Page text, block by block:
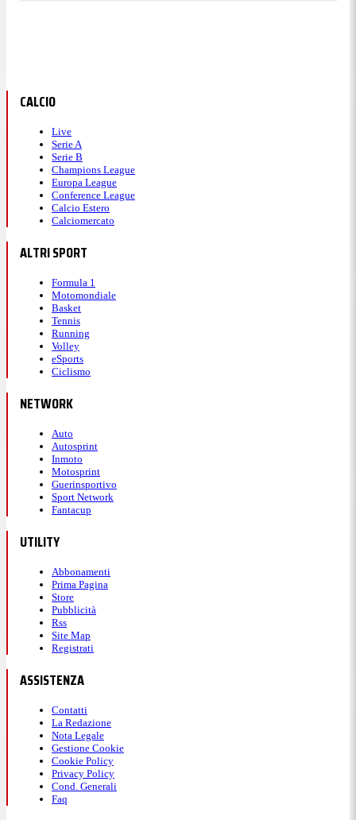
CALCIO
Live
Serie A
Serie B
Champions League
Europa League
Conference League
Calcio Estero
Calciomercato
ALTRI SPORT
Formula 1
Motomondiale
Basket
Tennis
Running
Volley
eSports
Ciclismo
NETWORK
Auto
Autosprint
Inmoto
Motosprint
Guerinsportivo
Sport Network
Fantacup
UTILITY
Abbonamenti
Prima Pagina
Store
Pubblicità
Rss
Site Map
Registrati
ASSISTENZA
Contatti
La Redazione
Nota Legale
Gestione Cookie
Cookie Policy
Privacy Policy
Cond. Generali
Faq